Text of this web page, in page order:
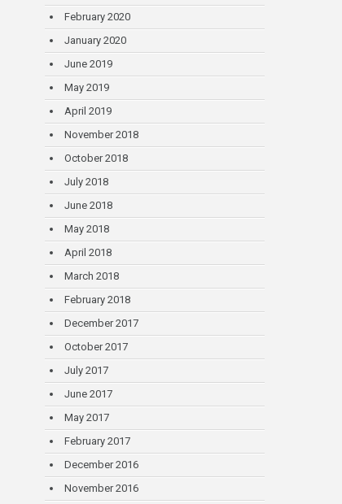
February 2020
January 2020
June 2019
May 2019
April 2019
November 2018
October 2018
July 2018
June 2018
May 2018
April 2018
March 2018
February 2018
December 2017
October 2017
July 2017
June 2017
May 2017
February 2017
December 2016
November 2016